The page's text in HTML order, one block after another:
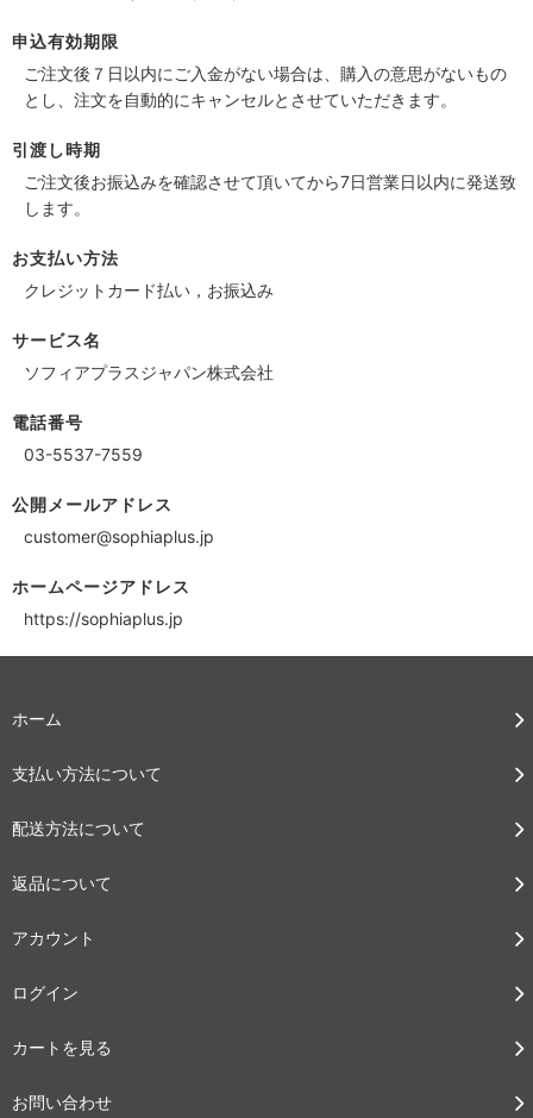
申込有効期限
ご注文後７日以内にご入金がない場合は、購入の意思がないもの
とし、注文を自動的にキャンセルとさせていただきます。
引渡し時期
ご注文後お振込みを確認させて頂いてから7日営業日以内に発送致
します。
お支払い方法
クレジットカード払い，お振込み
サービス名
ソフィアプラスジャパン株式会社
電話番号
03-5537-7559
公開メールアドレス
customer@sophiaplus.jp
ホームページアドレス
https://sophiaplus.jp
ホーム
支払い方法について
配送方法について
返品について
アカウント
ログイン
カートを見る
お問い合わせ